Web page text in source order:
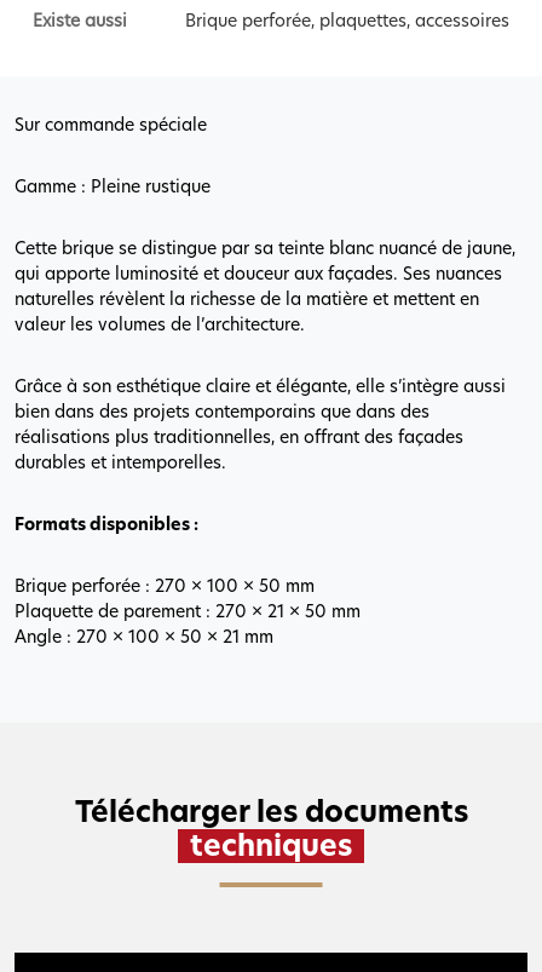
Existe aussi Brique perforée, plaquettes, accessoires
Sur commande spéciale
Gamme : Pleine rustique
Cette brique se distingue par sa teinte blanc nuancé de jaune,
qui apporte luminosité et douceur aux façades. Ses nuances
naturelles révèlent la richesse de la matière et mettent en
valeur les volumes de l’architecture.
Grâce à son esthétique claire et élégante, elle s’intègre aussi
bien dans des projets contemporains que dans des
réalisations plus traditionnelles, en offrant des façades
durables et intemporelles.
Formats disponibles :
Brique perforée : 270 × 100 × 50 mm
Plaquette de parement : 270 × 21 × 50 mm
Angle : 270 × 100 × 50 × 21 mm
Télécharger les documents
techniques